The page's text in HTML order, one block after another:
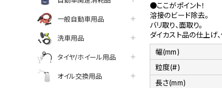
一般自動車用品
洗車用品
タイヤ/ホイール用品
オイル交換用品
●ここがポイント！
溶接のビード除去。
バリ取り、面取り。
ダイカスト品の仕上げ、
幅(mm)
粒度(#)
長さ(mm)